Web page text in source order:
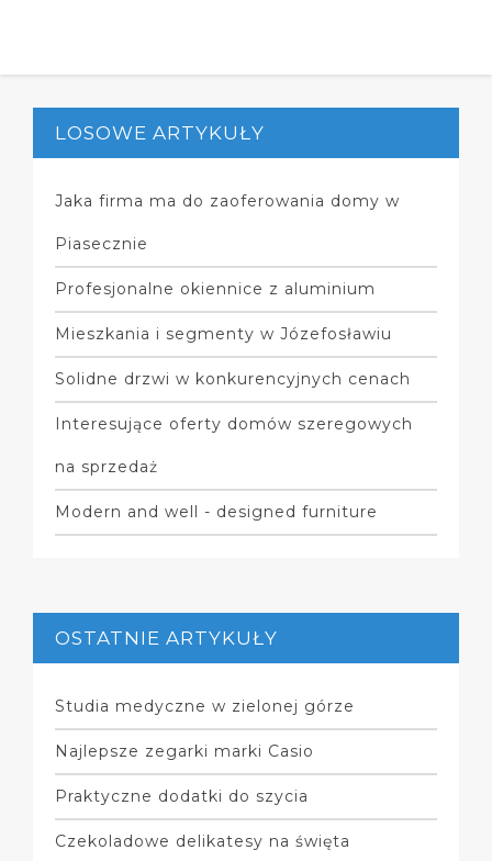
LOSOWE ARTYKUŁY
Jaka firma ma do zaoferowania domy w
Piasecznie
Profesjonalne okiennice z aluminium
Mieszkania i segmenty w Józefosławiu
Solidne drzwi w konkurencyjnych cenach
Interesujące oferty domów szeregowych
na sprzedaż
Modern and well - designed furniture
OSTATNIE ARTYKUŁY
Studia medyczne w zielonej górze
Najlepsze zegarki marki Casio
Praktyczne dodatki do szycia
Czekoladowe delikatesy na święta